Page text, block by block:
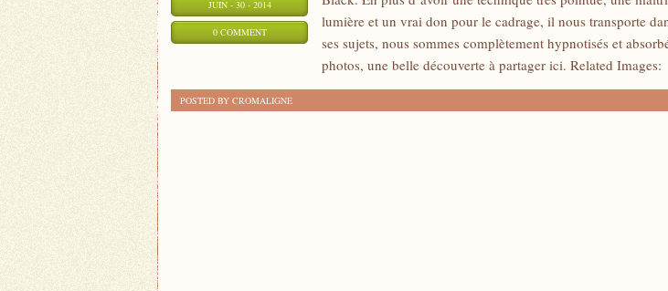
JUIN - 30 - 2014
0 COMMENT
lumière et un vrai don pour le cadrage, il nous transporte
ses sujets, nous sommes complètement hypnotisés et
photos, une belle découverte à partager ici. Related Images:
POSTED BY CROMALIGNE